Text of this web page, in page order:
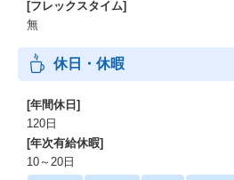
[フレックスタイム]
無
休日・休暇
[年間休日]
120日
[年次有給休暇]
10～20日